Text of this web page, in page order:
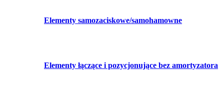
Elementy samozaciskowe/samohamowne
Elementy łączące i pozycjonujące bez amortyzatora